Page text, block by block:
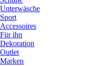
Unterwäsche
Sport
Accessoires
Für ihn
Dekoration
Outlet
Marken